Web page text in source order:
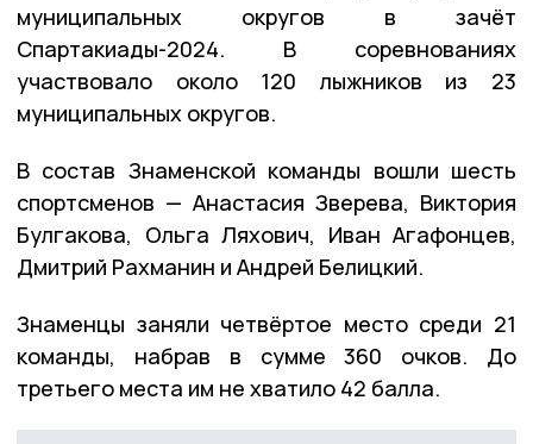
муниципальных округов в зачёт
Спартакиады-2024. В соревнованиях
участвовало около 120 лыжников из 23
муниципальных округов.
В состав Знаменской команды вошли шесть
спортсменов — Анастасия Зверева, Виктория
Булгакова, Ольга Ляхович, Иван Агафонцев,
Дмитрий Рахманин и Андрей Белицкий.
Знаменцы заняли четвёртое место среди 21
команды, набрав в сумме 360 очков. До
третьего места им не хватило 42 балла.